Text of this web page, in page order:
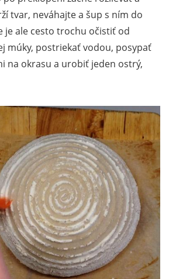
tvar, neváhajte a šup s ním do
je ale cesto trochu očistiť od
múky, postriekať vodou, posypať
na okrasu a urobiť jeden ostrý,